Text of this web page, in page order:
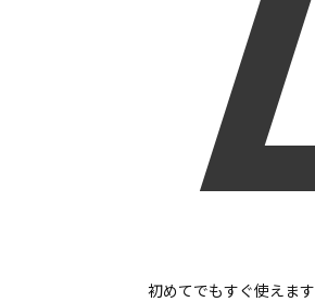
初めてでもすぐ使えます